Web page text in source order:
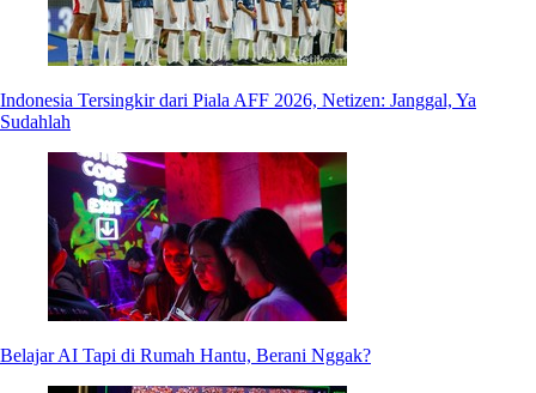
Indonesia Tersingkir dari Piala AFF 2026, Netizen: Janggal, Ya
Sudahlah
Belajar AI Tapi di Rumah Hantu, Berani Nggak?